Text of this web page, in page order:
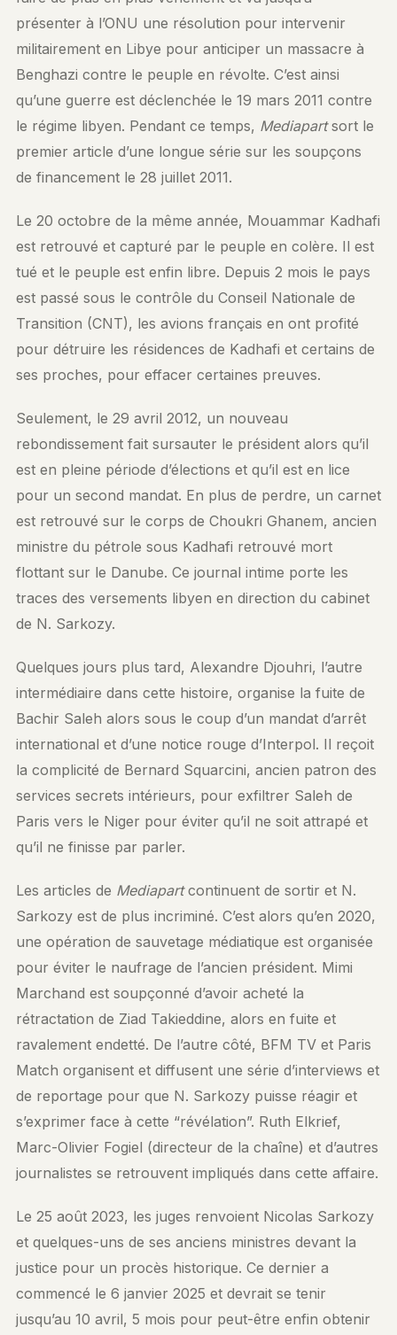
présenter à l’ONU une résolution pour intervenir
militairement en Libye pour anticiper un massacre à
Benghazi contre le peuple en révolte. C’est ainsi
qu’une guerre est déclenchée le 19 mars 2011 contre
le régime libyen. Pendant ce temps, Mediapartsort le
premier article d’une longue série sur les soupçons
de financement le 28 juillet 2011.
Le 20 octobre de la même année, Mouammar Kadhafi
est retrouvé et capturé par le peuple en colère. Il est
tué et le peuple est enfin libre. Depuis 2 mois le pays
est passé sous le contrôle du Conseil Nationale de
Transition (CNT), les avions français en ont profité
pour détruire les résidences de Kadhafi et certains de
ses proches, pour effacer certaines preuves.
Seulement, le 29 avril 2012, un nouveau
rebondissement fait sursauter le président alors qu’il
est en pleine période d’élections et qu’il est en lice
pour un second mandat. En plus de perdre, un carnet
est retrouvé sur le corps de Choukri Ghanem, ancien
ministre du pétrole sous Kadhafi retrouvé mort
flottant sur le Danube. Ce journal intime porte les
traces des versements libyen en direction du cabinet
de N. Sarkozy.
Quelques jours plus tard, Alexandre Djouhri, l’autre
intermédiaire dans cette histoire, organise la fuite de
Bachir Saleh alors sous le coup d’un mandat d’arrêt
international et d’une notice rouge d’Interpol. Il reçoit
la complicité de Bernard Squarcini, ancien patron des
services secrets intérieurs, pour exfiltrer Saleh de
Paris vers le Niger pour éviter qu’il ne soit attrapé et
qu’il ne finisse par parler.
Les articles de Mediapartcontinuent de sortir et N.
Sarkozy est de plus incriminé. C’est alors qu’en 2020,
une opération de sauvetage médiatique est organisée
pour éviter le naufrage de l’ancien président. Mimi
Marchand est soupçonné d’avoir acheté la
rétractation de Ziad Takieddine, alors en fuite et
ravalement endetté. De l’autre côté, BFM TV et Paris
Match organisent et diffusent une série d’interviews et
de reportage pour que N. Sarkozy puisse réagir et
s’exprimer face à cette “révélation”. Ruth Elkrief,
Marc-Olivier Fogiel (directeur de la chaîne) et d’autres
journalistes se retrouvent impliqués dans cette affaire.
Le 25 août 2023, les juges renvoient Nicolas Sarkozy
et quelques-uns de ses anciens ministres devant la
justice pour un procès historique. Ce dernier a
commencé le 6 janvier 2025 et devrait se tenir
jusqu’au 10 avril, 5 mois pour peut-être enfin obtenir